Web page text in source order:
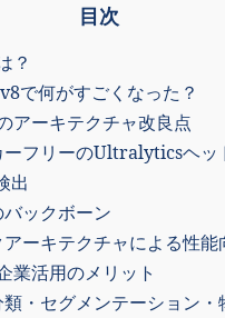
目次
？
で何がすごくなった？
アーキテクチャ改良点
ーフリーのUltralyticsヘッ
出
ックボーン
アーキテクチャによる性能
業活用のメリット
・セグメンテーション・